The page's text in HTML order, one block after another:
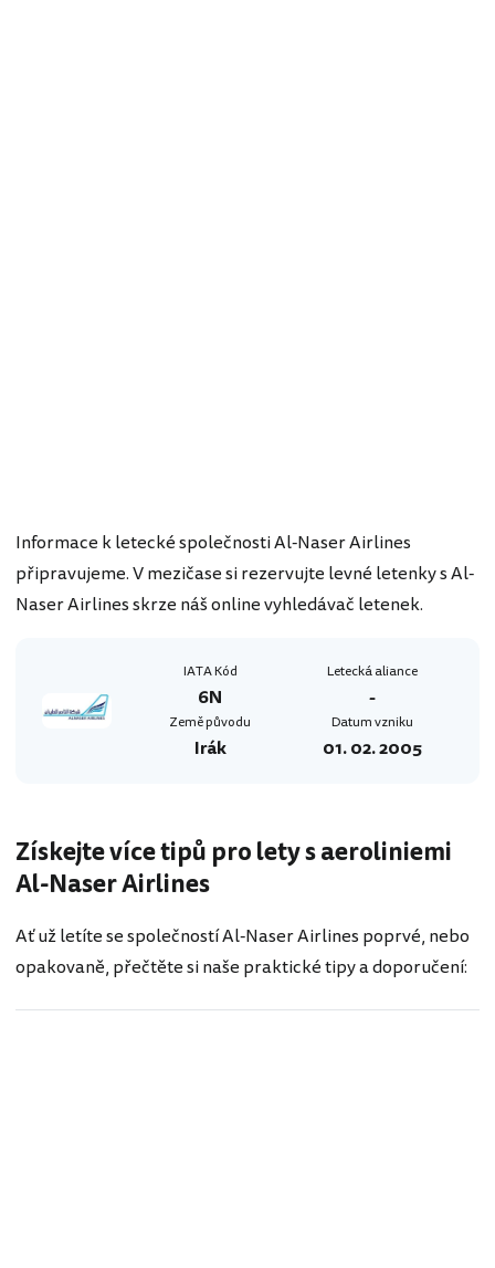
Informace k letecké společnosti Al-Naser Airlines
připravujeme. V mezičase si rezervujte levné letenky s Al-
Naser Airlines skrze náš online vyhledávač letenek.
IATA Kód
6N
Letecká aliance
-
Země původu
Irák
Datum vzniku
01. 02. 2005
Získejte více tipů pro lety s aeroliniemi
Al-Naser Airlines
Ať už letíte se společností Al-Naser Airlines poprvé, nebo
opakovaně, přečtěte si naše praktické tipy a doporučení: